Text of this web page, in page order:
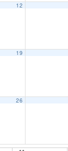
12
19
26